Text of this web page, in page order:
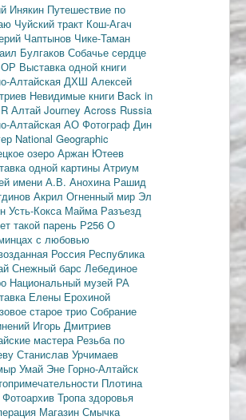
Инякин Путешествие по
Чуйский тракт Кош-Агач
Чаптынов Чике-Таман
Булгаков Собачье сердце
Выставка одной книги
Алтайская ДХШ Алексей
Невидимые книги Back in
Алтай Journey Across Russia
Алтайская АО Фотограф Дин
National Geographic
озеро Аржан Ютеев
одной картины Атриум
имени А.В. Анохина Рашид
Акрил Огненный мир Эл
Усть-Кокса Майма Разъезд
такой парень Р256 О
с любовью
Россия Республика
Снежный барс Лебединое
Национальный музей РА
Елены Ерохиной
старое трио Собрание
Игорь Дмитриев
мастера Резьба по
Станислав Урчимаев
Умай Эне Горно-Алтайск
Плотина
Фотоархив Тропа здоровья
Магазин Смычка